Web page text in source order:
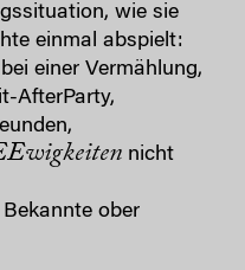
wie sie
einmal abspielt:
einer Vermählung,
AfterParty,
nicht
ober